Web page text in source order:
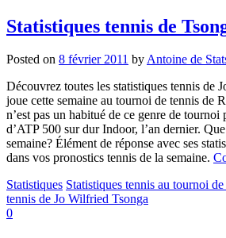
Statistiques tennis de
Posted on 8 février 2011 byAntoine de
Découvrez toutes les statistiques tennis de
joue cette semaine au tournoi de tennis de
n’est pas un habitué de ce genre de tournoi
d’ATP 500 sur dur Indoor, l’an dernier.
semaine? Élément de réponse avec ses
dans vos pronostics tennis de la semaine.
Statistiques Statistiques tennis au tournoi
tennis de Jo Wilfried Tsonga
0